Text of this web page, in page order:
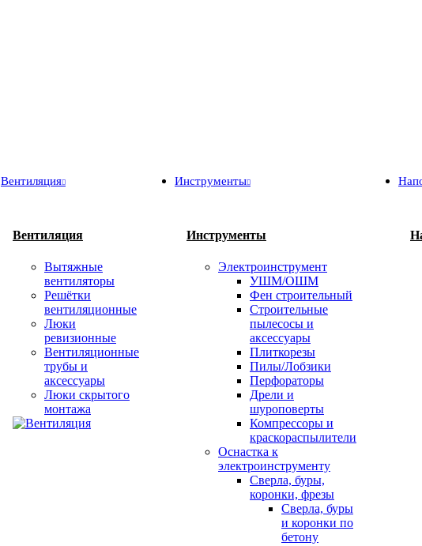
Вентиляция
Вентиляция
Вытяжные
вентиляторы
Решётки
вентиляционные
Люки
ревизионные
Вентиляционные
трубы и
аксессуары
Люки скрытого
монтажа
Инструменты
Инструменты
Электроинструмент
УШМ/ОШМ
Фен строительный
Строительные
пылесосы и
аксессуары
Плиткорезы
Пилы/Лобзики
Перфораторы
Дрели и
шуроповерты
Компрессоры и
краскораспылители
Оснастка к
электроинструменту
Сверла, буры,
коронки, фрезы
Сверла, буры
и коронки по
бетону